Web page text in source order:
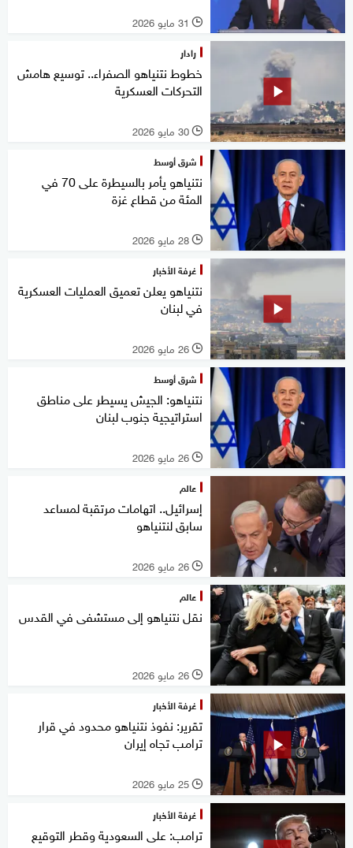
l 31 مايو 2026
رادار
خطوط نتنياهو الصفراء.. توسيع هامش
التحركات العسكرية
l 30 مايو 2026
شرق أوسط
نتنياهو يأمر بالسيطرة على 70 في
المئة من قطاع غزة
l 28 مايو 2026
غرفة الأخبار
نتنياهو يعلن تعميق العمليات العسكرية
في لبنان
l 26 مايو 2026
شرق أوسط
نتنياهو: الجيش يسيطر على مناطق
استراتيجية جنوب لبنان
l 26 مايو 2026
عالم
إسرائيل.. اتهامات مرتقبة لمساعد
سابق لنتنياهو
l 26 مايو 2026
عالم
نقل نتنياهو إلى مستشفى في القدس
l 26 مايو 2026
غرفة الأخبار
تقرير: نفوذ نتنياهو محدود في قرار
ترامب تجاه إيران
l 25 مايو 2026
غرفة الأخبار
ترامب: على السعودية وقطر التوقيع